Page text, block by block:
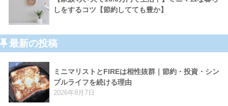
しをするコツ【節約してても豊か】
最新の投稿
ミニマリストとFIREは相性抜群｜節約・投資・シン
プルライフを続ける理由
2026年8月7日